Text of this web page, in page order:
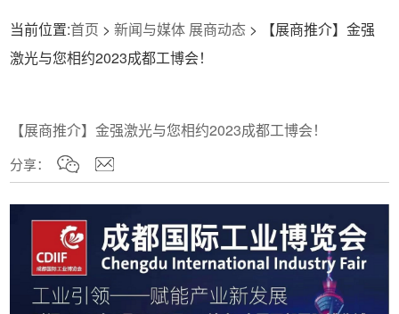
当前位置:首页 >新闻与媒体 展商动态 > 【展商推介】金强
激光与您相约2023成都工博会！
【展商推介】金强激光与您相约2023成都工博会！
分享：